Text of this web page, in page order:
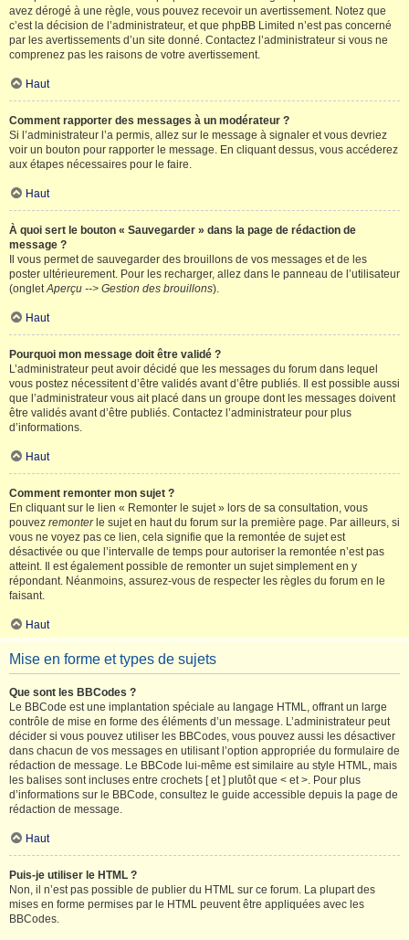
avez dérogé à une règle, vous pouvez recevoir un avertissement. Notez que
c’est la décision de l’administrateur, et que phpBB Limited n’est pas concerné
par les avertissements d’un site donné. Contactez l’administrateur si vous ne
comprenez pas les raisons de votre avertissement.
Haut
Comment rapporter des messages à un modérateur ?
Si l’administrateur l’a permis, allez sur le message à signaler et vous devriez
voir un bouton pour rapporter le message. En cliquant dessus, vous accéderez
aux étapes nécessaires pour le faire.
Haut
À quoi sert le bouton « Sauvegarder » dans la page de rédaction de
message ?
Il vous permet de sauvegarder des brouillons de vos messages et de les
poster ultérieurement. Pour les recharger, allez dans le panneau de l’utilisateur
(ongletAperçu --> Gestion des brouillons).
Haut
Pourquoi mon message doit être validé ?
L’administrateur peut avoir décidé que les messages du forum dans lequel
vous postez nécessitent d’être validés avant d’être publiés. Il est possible aussi
que l’administrateur vous ait placé dans un groupe dont les messages doivent
être validés avant d’être publiés. Contactez l’administrateur pour plus
d’informations.
Haut
Comment remonter mon sujet ?
En cliquant sur le lien « Remonter le sujet » lors de sa consultation, vous
pouvez remonterle sujet en haut du forum sur la première page. Par ailleurs, si
vous ne voyez pas ce lien, cela signifie que la remontée de sujet est
désactivée ou que l’intervalle de temps pour autoriser la remontée n’est pas
atteint. Il est également possible de remonter un sujet simplement en y
répondant. Néanmoins, assurez-vous de respecter les règles du forum en le
faisant.
Haut
Mise en forme et types de sujets
Que sont les BBCodes ?
Le BBCode est une implantation spéciale au langage HTML, offrant un large
contrôle de mise en forme des éléments d’un message. L’administrateur peut
décider si vous pouvez utiliser les BBCodes, vous pouvez aussi les désactiver
dans chacun de vos messages en utilisant l’option appropriée du formulaire de
rédaction de message. Le BBCode lui-même est similaire au style HTML, mais
les balises sont incluses entre crochets [ et ] plutôt que < et >. Pour plus
d’informations sur le BBCode, consultez le guide accessible depuis la page de
rédaction de message.
Haut
Puis-je utiliser le HTML ?
Non, il n’est pas possible de publier du HTML sur ce forum. La plupart des
mises en forme permises par le HTML peuvent être appliquées avec les
BBCodes.